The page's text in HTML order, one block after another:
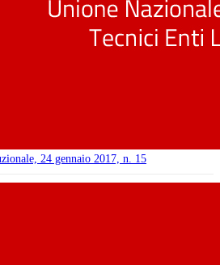
24 gennaio 2017, n. 15